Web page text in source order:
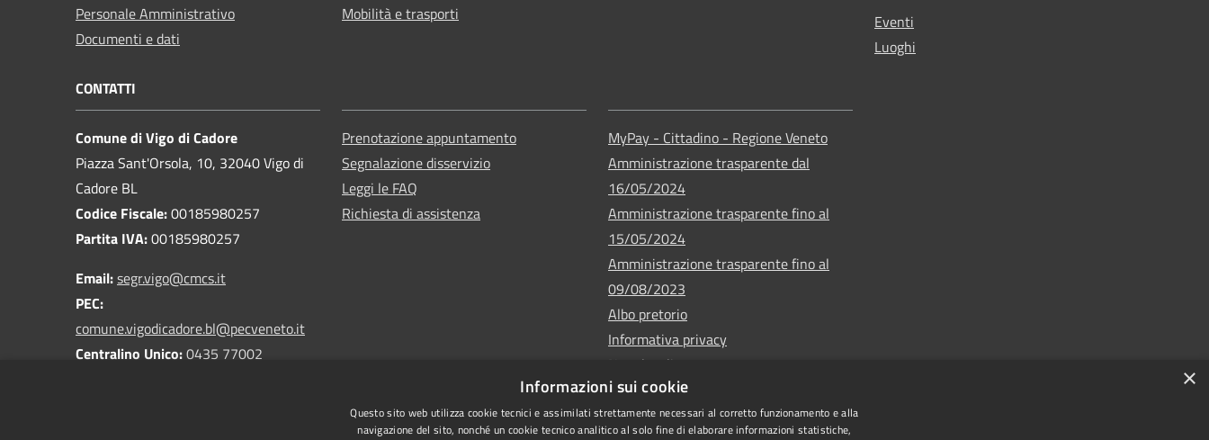
Personale Amministrativo
Documenti e dati
Mobilità e trasporti
Eventi
Luoghi
CONTATTI
Comune di Vigo di Cadore
Piazza Sant'Orsola, 10, 32040 Vigo di
Cadore BL
Codice Fiscale:00185980257
Partita IVA:00185980257
Email:segr.vigo@cmcs.it
PEC:
comune.vigodicadore.bl@pecveneto.it
Centralino Unico:0435 77002
Prenotazione appuntamento
Segnalazione disservizio
Leggi le FAQ
Richiesta di assistenza
MyPay - Cittadino - Regione Veneto
Amministrazione trasparente dal
16/05/2024
Amministrazione trasparente fino al
15/05/2024
Amministrazione trasparente fino al
09/08/2023
Albo pretorio
Informativa privacy
Note legali
Dichiarazione di accessibilità
×
Informazioni sui cookie
Questo sito web utilizza cookie tecnici e assimilati strettamente necessari al corretto funzionamento e alla
navigazione del sito, nonché un cookie tecnico analitico al solo fine di elaborare informazioni statistiche,